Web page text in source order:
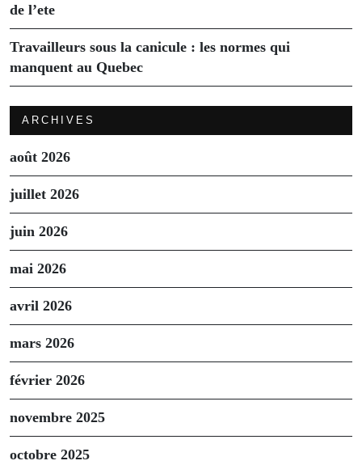
de l’ete
Travailleurs sous la canicule : les normes qui
manquent au Quebec
ARCHIVES
août 2026
juillet 2026
juin 2026
mai 2026
avril 2026
mars 2026
février 2026
novembre 2025
octobre 2025